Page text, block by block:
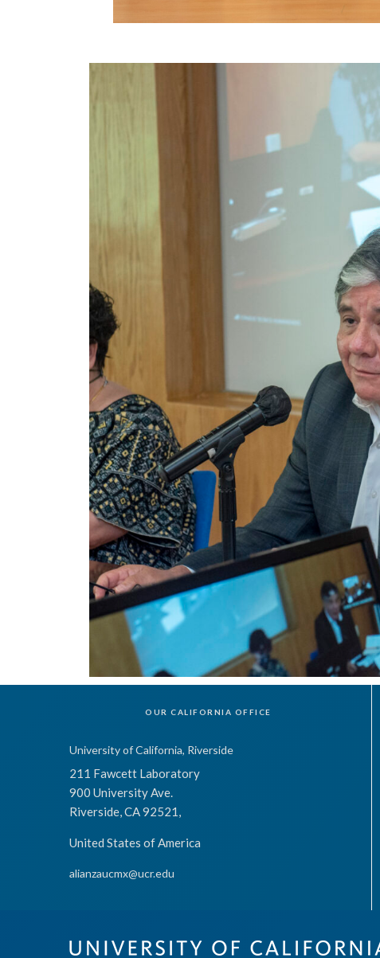
OUR CALIFORNIA OFFICE
University of California, Riverside
211 Fawcett Laboratory
900 University Ave.
Riverside, CA 92521,
United States of America
alianzaucmx@ucr.edu